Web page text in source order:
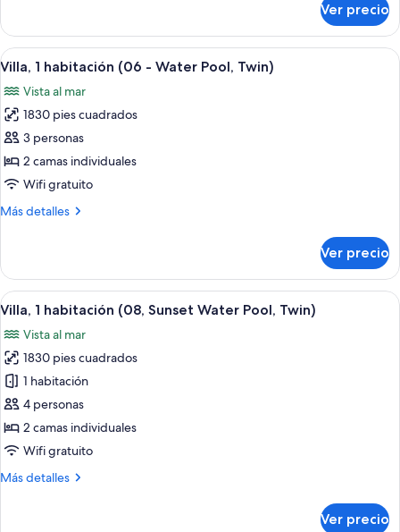
Pool,
Twin)
1
habitación
(04,
Beach
Pool,
Twin)
Ver precio
Abrir
todas
las
fotos
de
Villa,
1
(06
Pool,
Twin)
Una estructura de madera que se
9
Villa, 1 habitación (06 - Water Pool, Twin)
Vista al mar
1830 pies cuadrados
3 personas
2 camas individuales
Wifi gratuito
Más detalles
Más
1
habitación
(06
Water
Pool,
Twin)
Ver precio
Abrir
todas
las
fotos
de
Villa,
1
habitación
Sunset
Una estructura de madera que se
9
Villa, 1 habitación (08, Sunset Water Pool, Twin)
Vista al mar
1830 pies cuadrados
1 habitación
4 personas
2 camas individuales
Wifi gratuito
Más detalles
Más
Ver precio